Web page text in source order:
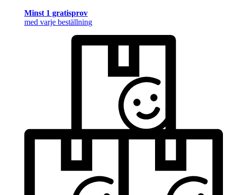
Minst 1 gratisprov
med varje beställning